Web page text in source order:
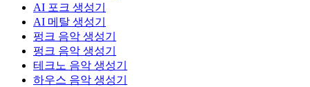
AI 포크 생성기
AI 메탈 생성기
펑크 음악 생성기
펑크 음악 생성기
테크노 음악 생성기
하우스 음악 생성기